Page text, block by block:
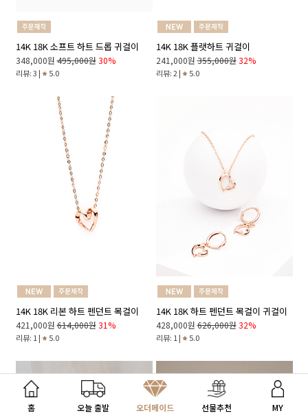
14K 18K 소프트 하트 드롭 귀걸이
348,000원 495,000원 30%
리뷰: 3 | 5.0
14K 18K 플랫하트 귀걸이
241,000원 355,000원 32%
리뷰: 2 | 5.0
14K 18K 리본 하트 펜던트 목걸이
421,000원 614,000원 31%
리뷰: 1 | 5.0
14K 18K 하트 펜던트 목걸이 귀걸이
428,000원 626,000원 32%
리뷰: 1 | 5.0
내게 맞는 선물 찾기
홈 오늘 출발 오더메이드 선물추천 MY